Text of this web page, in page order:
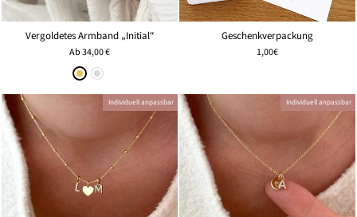
Vergoldetes Armband „Initial“
Ab34,00 €
Geschenkverpackung
1,00€
Individuell anpassbar Individuell anpassbar